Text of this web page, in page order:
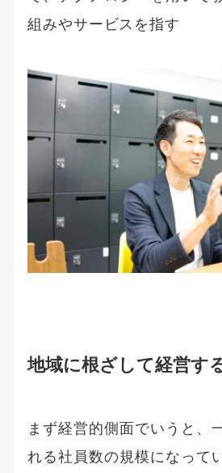
組みやサービスを指す
地域に根ざして経営す
まず経営的側面でいうと、
れる社員数の規模になって